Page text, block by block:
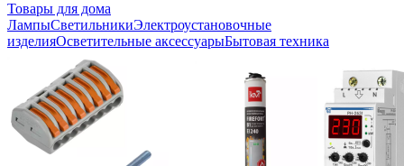
Товары для дома
ЛампыСветильникиЭлектроустановочные
изделияОсветительные аксессуарыБытовая техника